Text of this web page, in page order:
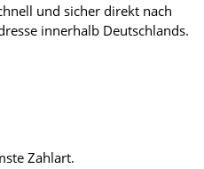
und sicher direkt nach
innerhalb Deutschlands.
Zahlart.